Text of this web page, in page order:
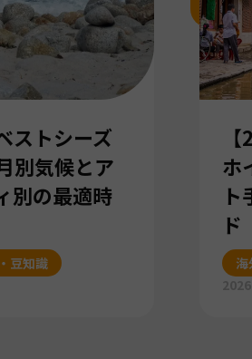
ストシーズ
別気候とア
別の最適時
豆知識
ホ
ド